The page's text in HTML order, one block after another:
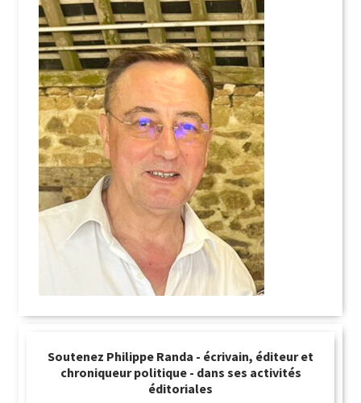
Soutenez Philippe Randa - écrivain, éditeur et
chroniqueur politique - dans ses activités
éditoriales